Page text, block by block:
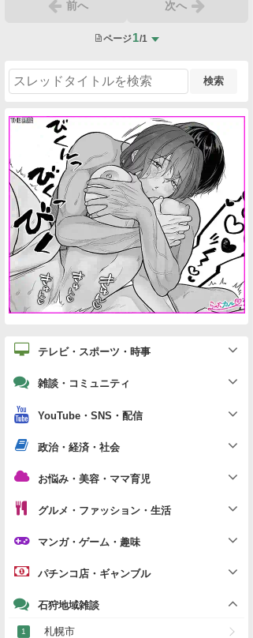
前へ 次へ
ページ1 /1
検索
テレビ・スポーツ・時事
雑談・コミュニティ
YouTube・SNS・配信
政治・経済・社会
お悩み・美容・ママ育児
グルメ・ファッション・生活
マンガ・ゲーム・趣味
パチンコ店・ギャンブル
石狩地域雑談
札幌市